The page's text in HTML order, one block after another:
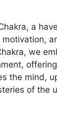
a
we
the mind,
of the